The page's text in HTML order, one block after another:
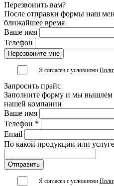
Перезвонить вам?
После отправки формы наш
ближайшее время
Ваше имя
Телефон
Я согласен с условиями
Запросить прайс
Заполните форму и мы вышлем
нашей компании
Ваше имя
Телефон *
Email
По какой продукции или
Я согласен с условиями